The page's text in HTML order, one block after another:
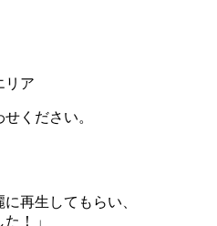
リア
ください。
再生してもらい、
！」